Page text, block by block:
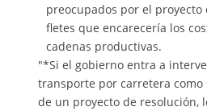
preocupados por el proyecto
fletes que encarecería los
cadenas productivas.
*Si el gobierno entra a
transporte por carretera como
de un proyecto de resolución,